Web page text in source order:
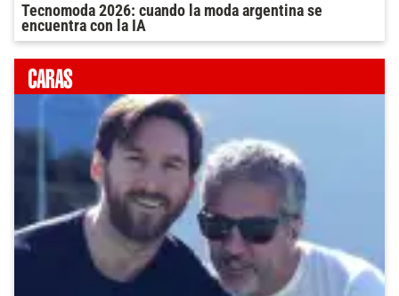
Tecnomoda 2026: cuando la moda argentina se
encuentra con la IA